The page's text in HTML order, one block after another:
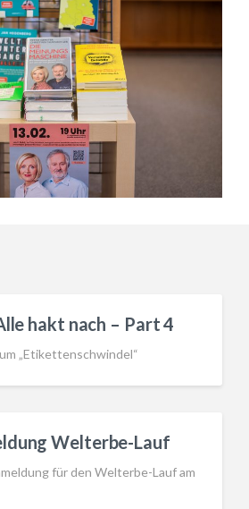
hakt nach – Part 4
„Etikettenschwindel“
Welterbe-Lauf
für den Welterbe-Lauf am